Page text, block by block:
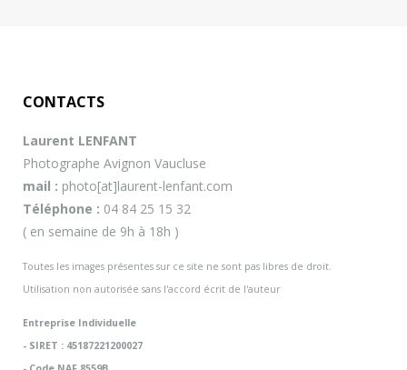
CONTACTS
Laurent LENFANT
Photographe Avignon Vaucluse
mail : photo[at]laurent-lenfant.com
Téléphone : 04 84 25 15 32
( en semaine de 9h à 18h )
Toutes les images présentes sur ce site ne sont pas libres de droit.
Utilisation non autorisée sans l'accord écrit de l'auteur
Entreprise Individuelle
- SIRET : 45187221200027